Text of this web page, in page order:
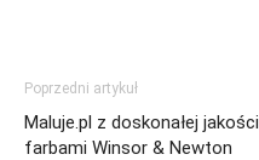
Poprzedni artykuł
Maluje.pl z doskonałej jakości
farbami Winsor & Newton